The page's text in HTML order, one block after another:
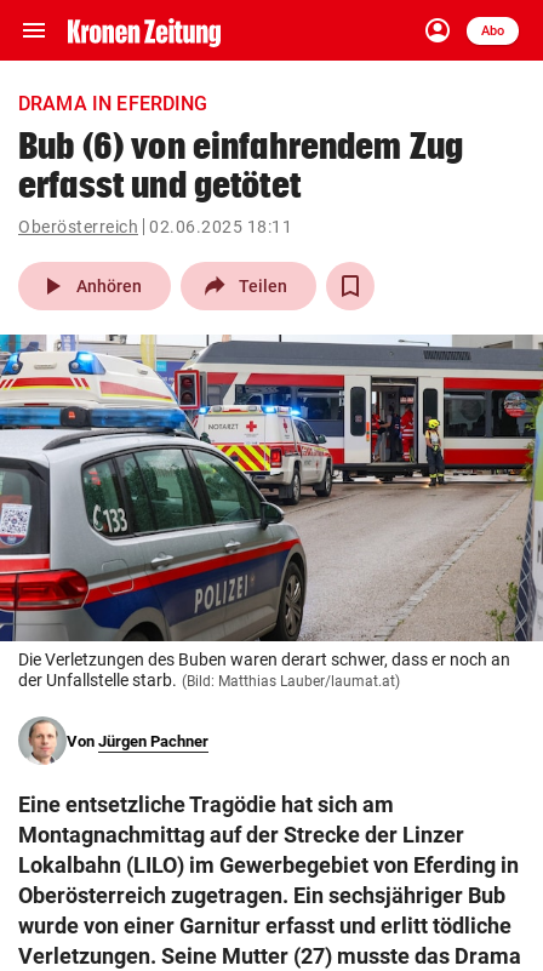
menu Navigation
ein-/ausklappen
account_circle
Anmelden
Abo
close Schließen
account_circle Anmelden
pin_drop
Wien arrow_right
bookmark
search
Suchbegriff
eingeben
© Krone Multimedia GmbH & Co KG 2026
Muthgasse 2, 1190 Wien
DRAMA IN EFERDING
Bub (6) von einfahrendem Zug
erfasst und getötet
Oberösterreich 02.06.2025 18:11
play_arrow Anhören Teilen
Die Verletzungen des Buben waren derart schwer, dass er noch an
der Unfallstelle starb. (Bild: Matthias Lauber/laumat.at)
Von Jürgen Pachner
Eine entsetzliche Tragödie hat sich am
Montagnachmittag auf der Strecke der Linzer
Lokalbahn (LILO) im Gewerbegebiet von Eferding in
Oberösterreich zugetragen. Ein sechsjähriger Bub
wurde von einer Garnitur erfasst und erlitt tödliche
Verletzungen. Seine Mutter (27) musste das Drama